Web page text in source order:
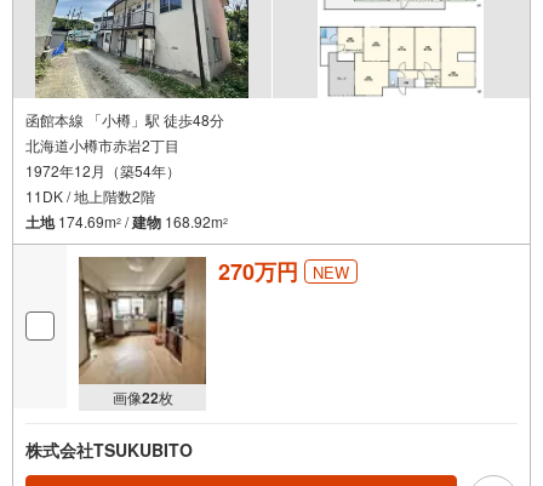
函館本線 「小樽」駅 徒歩48分
北海道小樽市赤岩2丁目
1972年12月（築54年）
11DK / 地上階数2階
土地174.69m2 /建物 168.92m2
画像22枚
270万円 NEW
株式会社TSUKUBITO